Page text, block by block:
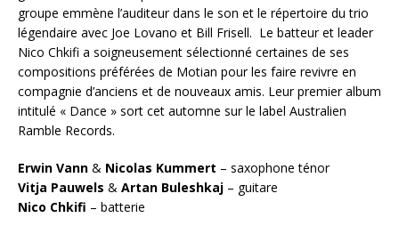
groupe emmène l’auditeur dans le son et le répertoire du trio
légendaire avec Joe Lovano et Bill Frisell. Le batteur et leader
Nico Chkifi a soigneusement sélectionné certaines de ses
compositions préférées de Motian pour les faire revivre en
compagnie d’anciens et de nouveaux amis. Leur premier album
intitulé « Dance » sort cet automne sur le label Australien
Ramble Records.
Erwin Vann & Nicolas Kummert – saxophone ténor
Vitja Pauwels & Artan Buleshkaj – guitare
Nico Chkifi – batterie